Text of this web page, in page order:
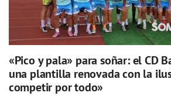
«Pico y pala» para soñar: el CD
una plantilla renovada con la
competir por todo»